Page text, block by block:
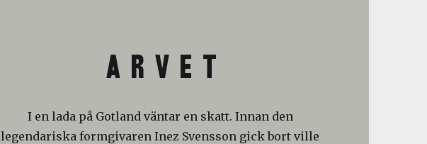
A R V E T
I en lada på Gotland väntar en skatt. Innan den
legendariska formgivaren Inez Svensson gick bort ville